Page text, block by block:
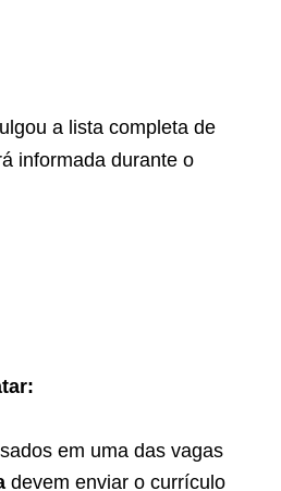
a lista completa de
informada durante o
em uma das vagas
devem enviar o currículo